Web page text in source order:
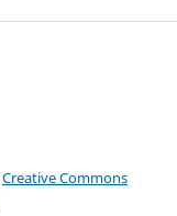
Creative Commons